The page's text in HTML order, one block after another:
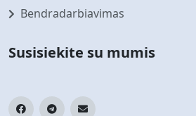
Bendradarbiavimas
Susisiekite su mumis